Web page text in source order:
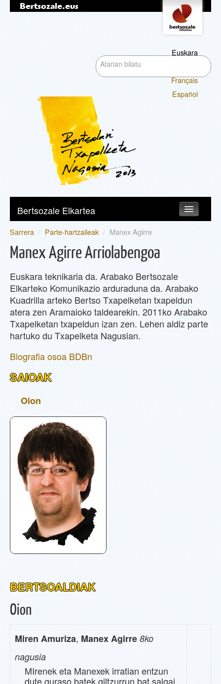
Bertsozale.eus
Tresna
pertsonalak
Euskara
Français
Español
Bilatu atarian
aurreratua…
Bertsozale Elkartea
PARTE-HARTZAILEAK
SAIOAK
INFORMAZIOA
SAILKAPENA
Sarrera / Parte-hartzaileak / Manex Agirre
Manex Agirre Arriolabengoa
Euskara teknikaria da. Arabako Bertsozale
Elkarteko Komunikazio arduraduna da. Arabako
Kuadrilla arteko Bertso Txapelketan txapeldun
atera zen Aramaioko taldearekin. 2011ko Arabako
Txapelketan txapeldun izan zen. Lehen aldiz parte
hartuko du Txapelketa Nagusian.
Biografia osoa BDBn
SAIOAK
Oion
BERTSOALDIAK
Oion
Miren Amuriza, Manex Agirre 8ko
nagusia
MIrenek eta Manexek irratian entzun
dute guraso batek giltzurrun bat salgai